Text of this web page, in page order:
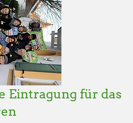
Eintragung für das